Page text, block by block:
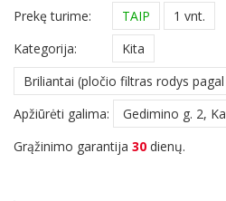
Prekę turime: TAIP
1 vnt.
Kategorija:
Kita
Briliantai (pločio filtras rodys
Apžiūrėti galima:
Gedimino g. 2,
Grąžinimo garantija 30 dienų.